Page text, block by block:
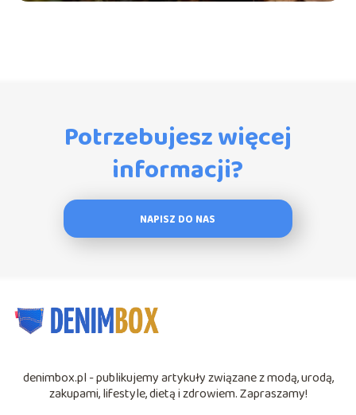
Potrzebujesz więcej
informacji?
NAPISZ DO NAS
denimbox.pl - publikujemy artykuły związane z modą, urodą,
zakupami, lifestyle, dietą i zdrowiem. Zapraszamy!